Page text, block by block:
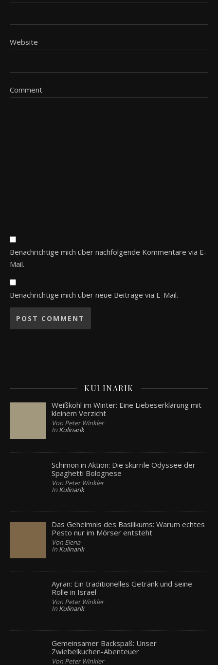
Website
Comment
Benachrichtige mich über nachfolgende Kommentare via E-
Mail.
Benachrichtige mich über neue Beiträge via E-Mail.
KULINARIK
Weißkohl im Winter: Eine Liebeserklärung mit
kleinem Verzicht
Von Peter Winkler
In Kulinarik
Schimon in Aktion: Die skurrile Odyssee der
Spaghetti Bolognese
Von Peter Winkler
In Kulinarik
Das Geheimnis des Basilikums: Warum echtes
Pesto nur im Mörser entsteht
Von Elena
In Kulinarik
Ayran: Ein traditionelles Getränk und seine
Rolle in Israel
Von Peter Winkler
In Kulinarik
Gemeinsamer Backspaß: Unser
Zwiebelkuchen-Abenteuer
Von Peter Winkler